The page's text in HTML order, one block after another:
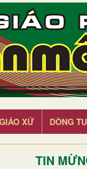
XỨ DÒNG TU
TIN